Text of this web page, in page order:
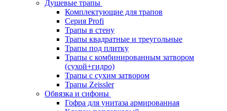
Душевые трапы
Комплектующие для трапов
Серия Profi
Трапы в стену
Трапы квадратные и треугольные
Трапы под плитку
Трапы с комбинированным затвором
(сухой+гидро)
Трапы с сухим затвором
Трапы Zeissler
Обвязка и сифоны
Гофра для унитаза армированная